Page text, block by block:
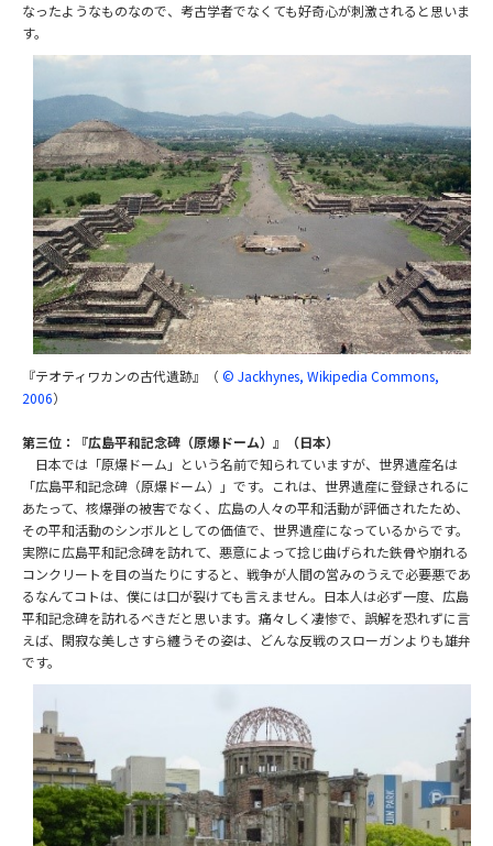
なったようなものなので、考古学者でなくても好奇心が刺激されると思いま
す。
『テオティワカンの古代遺跡』（ © Jackhynes, Wikipedia Commons,
2006）
第三位：『広島平和記念碑（原爆ドーム）』（日本）
日本では「原爆ドーム」という名前で知られていますが、世界遺産名は
「広島平和記念碑（原爆ドーム）」です。これは、世界遺産に登録されるに
あたって、核爆弾の被害でなく、広島の人々の平和活動が評価されたため、
その平和活動のシンボルとしての価値で、世界遺産になっているからです。
実際に広島平和記念碑を訪れて、悪意によって捻じ曲げられた鉄骨や崩れる
コンクリートを目の当たりにすると、戦争が人間の営みのうえで必要悪であ
るなんてコトは、僕には口が裂けても言えません。日本人は必ず一度、広島
平和記念碑を訪れるべきだと思います。痛々しく凄惨で、誤解を恐れずに言
えば、閑寂な美しさすら纏うその姿は、どんな反戦のスローガンよりも雄弁
です。